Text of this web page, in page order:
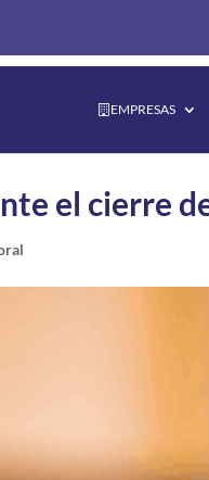
EMPRESAS
el cierre